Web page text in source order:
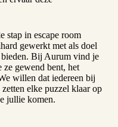
stap in escape room
gewerkt met als doel
Bij Aurum vind je
ze gewend bent, het
willen dat iedereen bij
elke puzzel klaar op
jullie komen.